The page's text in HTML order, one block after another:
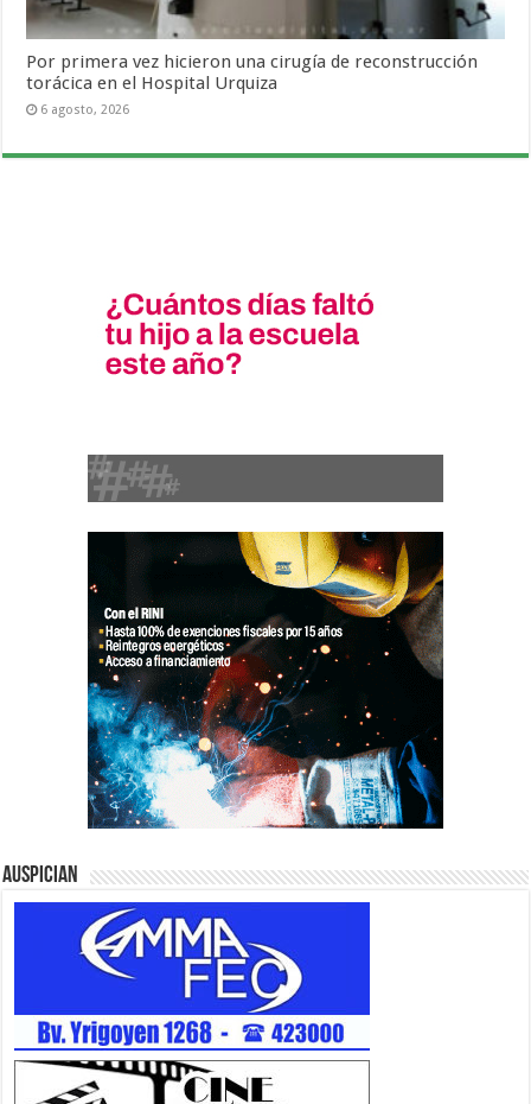
Por primera vez hicieron una cirugía de reconstrucción
torácica en el Hospital Urquiza
6 agosto, 2026
Auspician